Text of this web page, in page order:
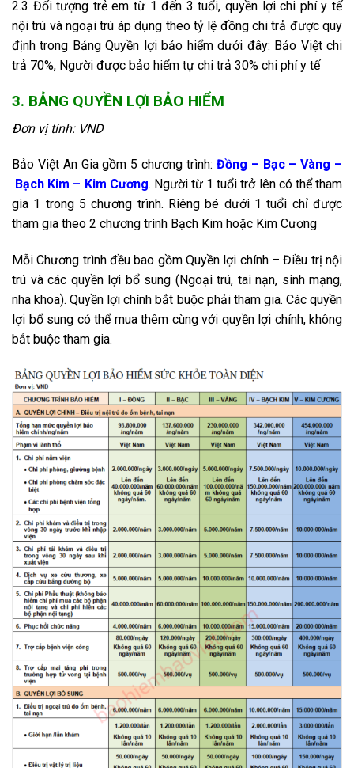
2.3 Đối tượng trẻ em từ 1 đến 3 tuổi, quyền lợi chi phí y tế
nội trú và ngoại trú áp dụng theo tỷ lệ đồng chi trả được quy
định trong Bảng Quyền lợi bảo hiểm dưới đây: Bảo Việt chi
trả 70%, Người được bảo hiểm tự chi trả 30% chi phí y tế
3. BẢNG QUYỀN LỢI BẢO HIỂM
Đơn vị tính: VND
Bảo Việt An Gia gồm 5 chương trình: Đồng – Bạc–Vàng –
Bạch Kim – Kim Cương. Người từ 1 tuổi trở lên có thể tham
gia 1 trong 5 chương trình. Riêng bé dưới 1 tuổi chỉ được
tham gia theo 2 chương trình Bạch Kim hoặc Kim Cương
Mỗi Chương trình đều bao gồm Quyền lợi chính – Điều trị nội
trú và các quyền lợi bổ sung (Ngoại trú, tai nạn, sinh mạng,
nha khoa). Quyền lợi chính bắt buộc phải tham gia. Các quyền
lợi bổ sung có thể mua thêm cùng với quyền lợi chính, không
bắt buộc tham gia.